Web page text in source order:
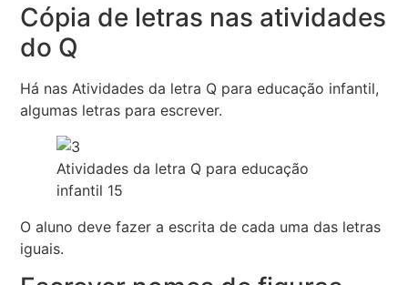
Cópia de letras nas atividades
do Q
Há nas Atividades da letra Q para educação infantil,
algumas letras para escrever.
Atividades da letra Q para educação
infantil 15
O aluno deve fazer a escrita de cada uma das letras
iguais.